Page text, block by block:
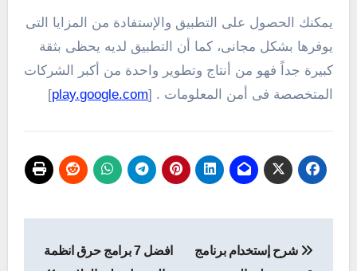
يمكنك الحصول على التطبيق والإستفادة من المزايا التى
يوفرها بشكل مجانى، كما أن التطبيق لديه يحظى بثقة
كبيرة جداً فهو من أنتاج وتطوير واحدة من أكبر الشركات
المتخصصة فى أمن المعلومات . [play.google.com
]
شرح إستخدام برنامج
افضل 7 برامج حرق انظمة